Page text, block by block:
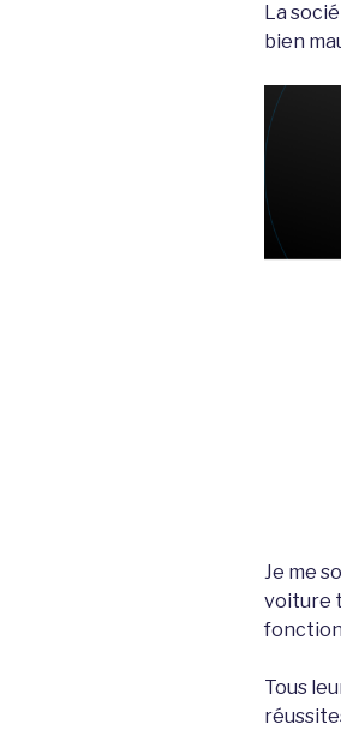
La
bien
Je me
voiture
Tous